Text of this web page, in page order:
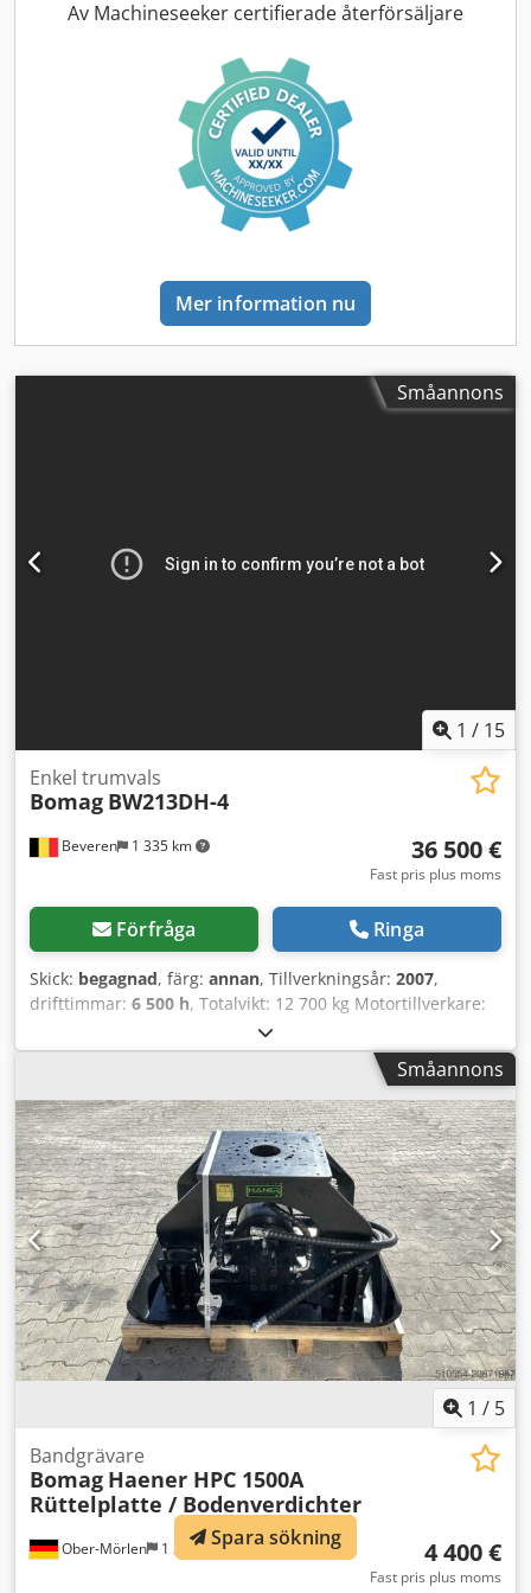
leverans möjlig mot en avgift (med förbehåll för
kontrollpunkter: 30 godkända ✅ 13 med brister ℹ️ 0 akuta
problem ⚠️ 📌 Inspektörens kommentar: Helt
funktionsduglig, viss eftersatt service 📄 Vill du se hela
inspektionsrapporten, fler bilder eller en video? Tips:
Referensen "38821 Equippo" används ofta för att hitta fler
detaljer online. 💡 Därför är denna maskin och vår tjänst
speciella: ✔ Grundlig inspektion av fackmän ✔ Leverans
direkt till arbetsplats möjlig Dcsdpjyux Eyofx Aarok ✔
betalningsalternativ 🔄 Letar du efter fler maskiner? Vi
erbjuder användbara verktyg och resurser för maskinägare
och operatörer – allt lättillgängligt på vår plattform.
Av Machineseeker certifierade återförsäljare
Mer information nu
Småannons
1 / 15
Beveren 1 335 km
Enkel trumvals
Bomag BW213DH-4
36 500 €
Fast pris plus moms
Förfråga Ringa
Skick: begagnad, färg: annan, Tillverkningsår: 2007,
drifttimmar: 6 500 h, Totalvikt: 12 700 kg Motortillverkare:
Deutz CE-märkning: ja Serienummer: 101582511260
Maskiner till salu! Utforska vår webbplats för ett brett urval
av maskiner redo för köp. Vi har fler alternativ än vad som
visas online – ring eller mejla oss gärna när som helst.
Dodsy R Uwrepfx Aareck Alla våra maskiner är fullservade
och kontrollerade för tillförlitlighet. Vill du ha bilder?
Kontakta oss bara så skickar vi dem snabbt. Vi hjälper dig
på nederländska, engelska, franska, tyska, spanska och
ryska. Upptäck vårt breda utbud av pålitliga maskiner.
Småannons
1 / 5
Ober-Mörlen 1 254 km
Bandgrävare
Bomag Haener HPC 1500A
Rüttelplatte / Bodenverdichter
4 400 €
Fast pris plus moms
Spara sökning